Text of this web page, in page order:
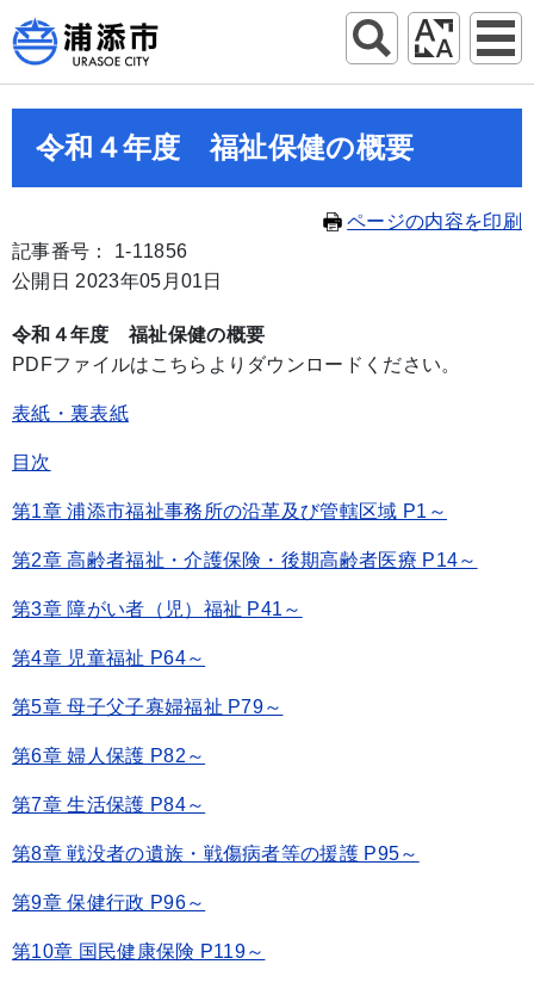
令和４年度 福祉保健の概要
ページの内容を印刷
記事番号： 1-11856
公開日 2023年05月01日
令和４年度 福祉保健の概要
PDFファイルはこちらよりダウンロードください。
表紙・裏表紙
目次
第1章 浦添市福祉事務所の沿革及び管轄区域 P1～
第2章 高齢者福祉・介護保険・後期高齢者医療 P14～
第3章 障がい者（児）福祉 P41～
第4章 児童福祉 P64～
第5章 母子父子寡婦福祉 P79～
第6章 婦人保護 P82～
第7章 生活保護 P84～
第8章 戦没者の遺族・戦傷病者等の援護 P95～
第9章 保健行政 P96～
第10章 国民健康保険 P119～